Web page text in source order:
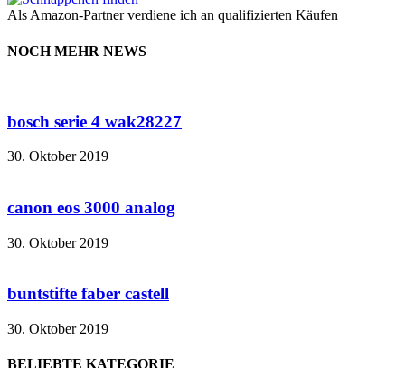
Als Amazon-Partner verdiene ich an qualifizierten Käufen
NOCH MEHR NEWS
bosch serie 4 wak28227
30. Oktober 2019
canon eos 3000 analog
30. Oktober 2019
buntstifte faber castell
30. Oktober 2019
BELIEBTE KATEGORIE